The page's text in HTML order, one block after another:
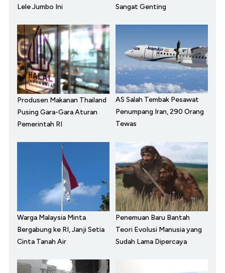
Lele Jumbo Ini
Sangat Genting
Produsen Makanan Thailand
Pusing Gara-Gara Aturan
Pemerintah RI
AS Salah Tembak Pesawat
Penumpang Iran, 290 Orang
Tewas
Warga Malaysia Minta
Bergabung ke RI, Janji Setia
Cinta Tanah Air
Penemuan Baru Bantah
Teori Evolusi Manusia yang
Sudah Lama Dipercaya